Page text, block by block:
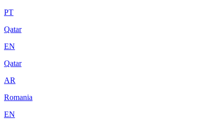
PT
Qatar
EN
Qatar
AR
Romania
EN